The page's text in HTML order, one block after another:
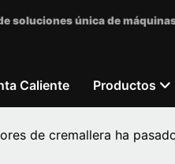
soluciones única de
Caliente Productos
de cremallera ha